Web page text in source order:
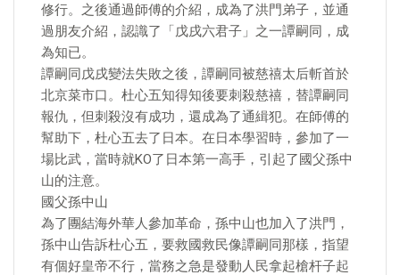
修行。之後通過師傅的介紹，成為了洪門弟子，並通
過朋友介紹，認識了「戊戌六君子」之一譚嗣同，成
為知已。
譚嗣同戊戌變法失敗之後，譚嗣同被慈禧太后斬首於
北京菜市口。杜心五知得知後要刺殺慈禧，替譚嗣同
報仇，但刺殺沒有成功，還成為了通緝犯。在師傅的
幫助下，杜心五去了日本。在日本學習時，參加了一
場比武，當時就KO了日本第一高手，引起了國父孫中
山的注意。
國父孫中山
為了團結海外華人參加革命，孫中山也加入了洪門，
孫中山告訴杜心五，要救國救民像譚嗣同那樣，指望
有個好皇帝不行，當務之急是發動人民拿起槍杆子起